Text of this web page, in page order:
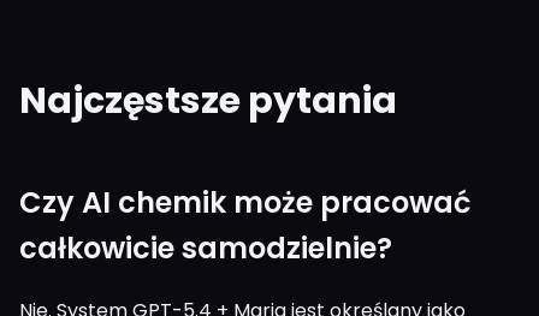
Najczęstsze pytania
Czy AI chemik może pracować
całkowicie samodzielnie?
Nie. System GPT-5.4 + Maria jest określany jako